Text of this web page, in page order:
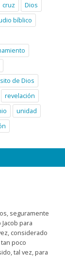
cruz
Dios
bíblico
de Dios
revelación
unidad
seguramente
para
considerado
poco
tal vez, para